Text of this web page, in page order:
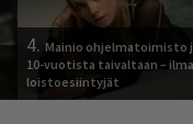
4. Mainio ohjelmatoimisto
10-vuotista taivaltaan –
loistoesiintyjät